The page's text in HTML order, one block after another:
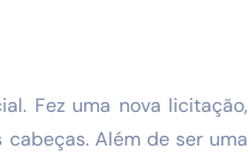
Fez uma nova licitação,
cabeças. Além de ser uma